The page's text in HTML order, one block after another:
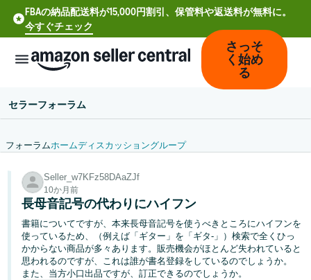
FBAの納品配送料が15,000円割引、保管料や返送料が無料に。
今すぐチェック
文
-
CN
Deutsch
- DE
さっそ
く始め
る
セラーフォーラム
フォーラムホームディスカッショングループ
Seller_w7KFz58DAaZJf
10か月前
長母音記号の代わりにハイフン
書籍についてですが、本来長母音記号を使うべきところにハイフンを
使っているため、（例えば「ギター」を「ギタ‐」）検索で全くひっ
かからない商品が多々あります。販売機会がほとんど失われていると
思われるのですが、これは誰が書名登録をしているのでしょうか。
また、当方小口出品ですが、訂正できるのでしょうか。